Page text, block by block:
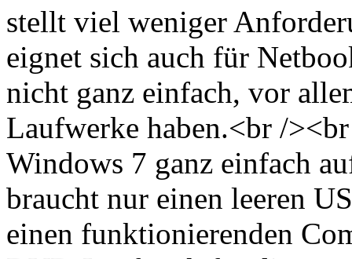
stellt viel weniger
eignet sich auch für
nicht ganz einfach, vor
Laufwerke haben.<br /
Windows 7 ganz einfach
braucht nur einen leeren
einen funktionierenden